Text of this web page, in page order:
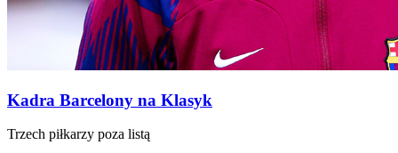
Kadra Barcelony na Klasyk
Trzech piłkarzy poza listą